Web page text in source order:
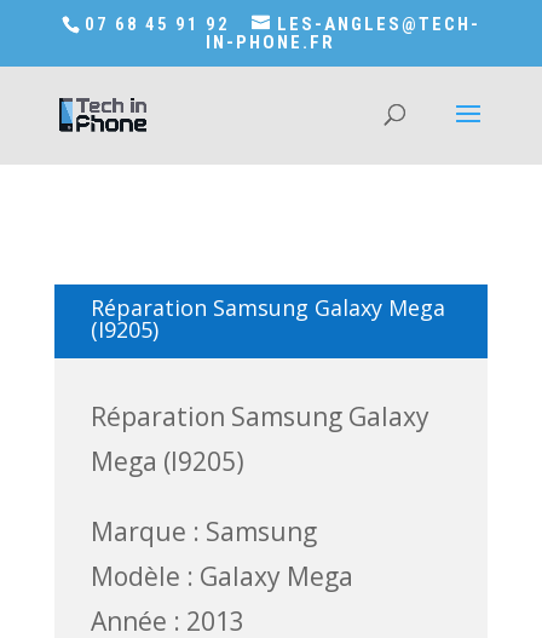
Accédez a Shop-in-tech-in-phone
07 68 45 91 92
LES-ANGLES@TECH-
IN-PHONE.FR
Réparation Samsung Galaxy Mega
(I9205)
Réparation Samsung Galaxy
Mega (I9205)
Marque : Samsung
Modèle : Galaxy Mega
Année : 2013